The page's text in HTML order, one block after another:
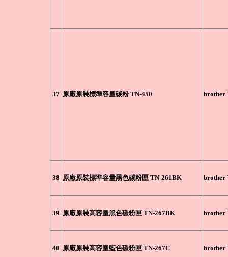
37 原廠原裝標準容量碳粉 TN-450 brother
38 原廠原裝標準容量黑色碳粉匣 TN-261BK brother
39 原廠原裝高容量黑色碳粉匣 TN-267BK brother
40 原廠原裝高容量藍色碳粉匣 TN-267C brother